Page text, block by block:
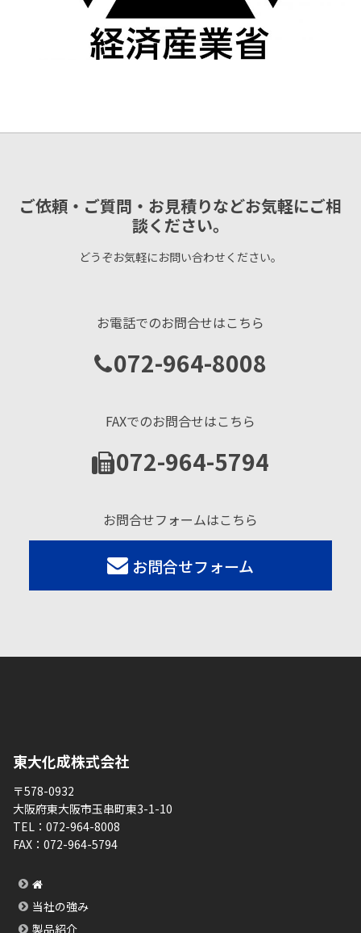
ご依頼・ご質問・お見積りなどお気軽にご相
談ください。
どうぞお気軽にお問い合わせください。
お電話でのお問合せはこちら
072-964-8008
FAXでのお問合せはこちら
072-964-5794
お問合せフォームはこちら
お問合せフォーム
東大化成株式会社
〒578-0932
大阪府東大阪市玉串町東3-1-10
TEL： 072-964-8008
FAX： 072-964-5794
当社の強み
製品紹介